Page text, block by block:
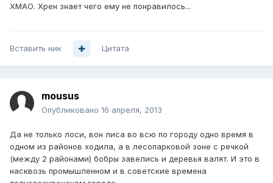
ХМАО. Хрен знает чего ему не понравилось...
Вставить ник Цитата
mousus
Опубликовано 16 апреля, 2013
Да не только лоси, вон лиса во всю по городу одно время в
одном из районов ходила, а в лесопарковой зоне с речкой
(между 2 районами) бобры завелись и деревья валят. И это в
насквозь промышленном и в советские времена